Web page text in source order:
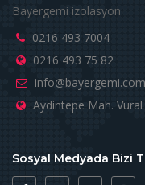
Bayergemi izolasyon
0216 493 7004
0216 493 75 82
info@bayergemi.com
Aydintepe Mah.
Sosyal Medyada Bizi